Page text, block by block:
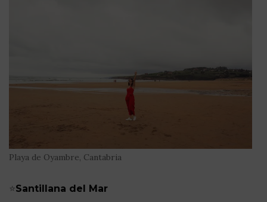
Playa de Oyambre, Cantabria
⭐Santillana del Mar